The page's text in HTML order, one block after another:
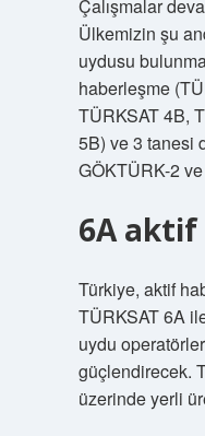
Çalışmalar
Ülkemizin şu
uydusu
haberleşme
TÜRKSAT 4B,
5B) ve 3 tanesi
GÖKTÜRK-2 ve
6A aktif
Türkiye, aktif
TÜRKSAT 6A
uydu
güçlendirecek.
üzerinde yerli